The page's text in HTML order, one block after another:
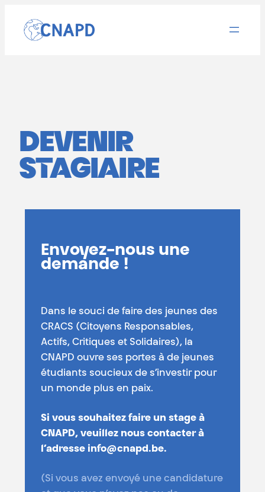
contenu
DEVENIR
STAGIAIRE
Envoyez-nous une
demande !
Dans le souci de faire des jeunes des
CRACS (Citoyens Responsables,
Actifs, Critiques et Solidaires), la
CNAPD ouvre ses portes à de jeunes
étudiants soucieux de s’investir pour
un monde plus en paix.
Si vous souhaitez faire un stage à
CNAPD, veuillez nous contacter à
l’adresse info@cnapd.be.
(Si vous avez envoyé une candidature